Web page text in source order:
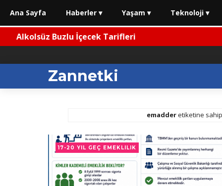
Buzlu İçecek Tarifleri
Zannetki
emadderetiketine
17-20 YIL GEÇ EMEKLILIK
Son Durum (Haziran 2026) ⚡ 2026 Araç Muayenelerinde
Ana Sayfa Haberler ▾ Yaşam ▾ Teknoloji ▾